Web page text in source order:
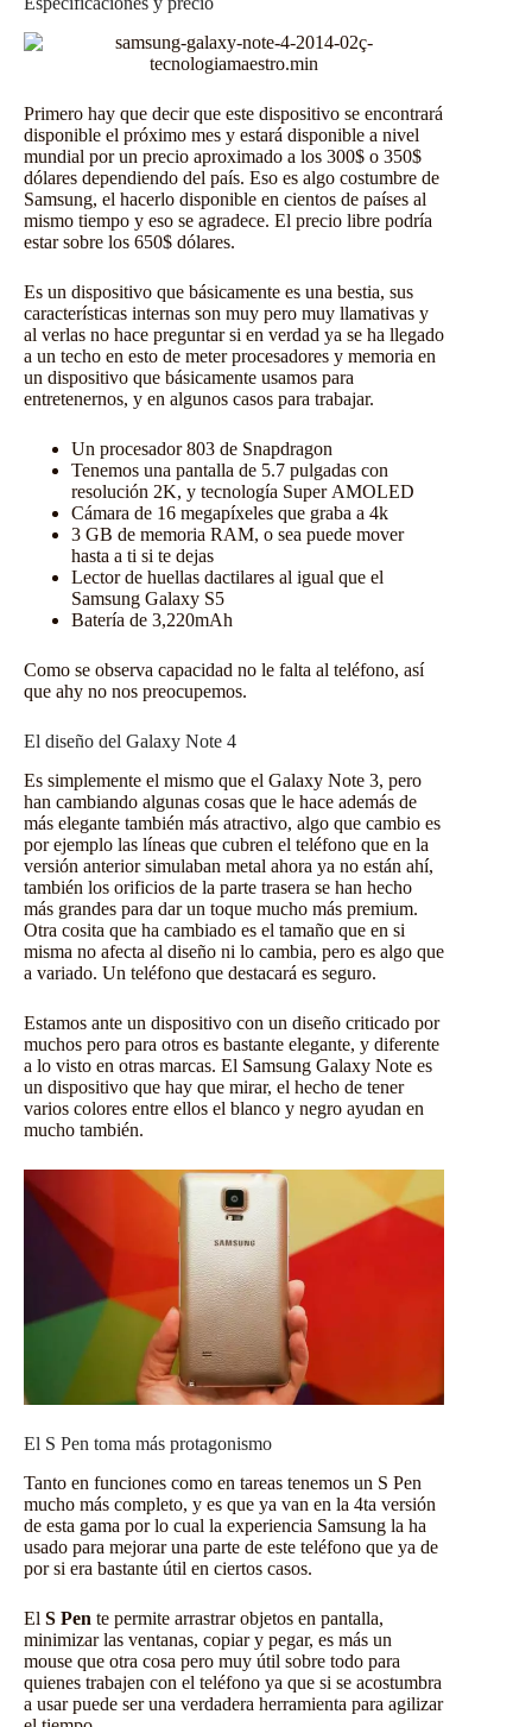
Primero hay que decir que este dispositivo se encontrará
disponible el próximo mes y estará disponible a nivel
mundial por un precio aproximado a los 300$ o 350$
dólares dependiendo del país. Eso es algo costumbre de
Samsung, el hacerlo disponible en cientos de países al
mismo tiempo y eso se agradece. El precio libre podría
estar sobre los 650$ dólares.
Es un dispositivo que básicamente es una bestia, sus
características internas son muy pero muy llamativas y
al verlas no hace preguntar si en verdad ya se ha llegado
a un techo en esto de meter procesadores y memoria en
un dispositivo que básicamente usamos para
entretenernos, y en algunos casos para trabajar.
Un procesador 803 de Snapdragon
Tenemos una pantalla de 5.7 pulgadas con
resolución 2K, y tecnología Super AMOLED
Cámara de 16 megapíxeles que graba a 4k
3 GB de memoria RAM, o sea puede mover
hasta a ti si te dejas
Lector de huellas dactilares al igual que el
Samsung Galaxy S5
Batería de 3,220mAh
Como se observa capacidad no le falta al teléfono, así
que ahy no nos preocupemos.
El diseño del Galaxy Note 4
Es simplemente el mismo que el Galaxy Note 3, pero
han cambiando algunas cosas que le hace además de
más elegante también más atractivo, algo que cambio es
por ejemplo las líneas que cubren el teléfono que en la
versión anterior simulaban metal ahora ya no están ahí,
también los orificios de la parte trasera se han hecho
más grandes para dar un toque mucho más premium.
Otra cosita que ha cambiado es el tamaño que en si
misma no afecta al diseño ni lo cambia, pero es algo que
a variado. Un teléfono que destacará es seguro.
Estamos ante un dispositivo con un diseño criticado por
muchos pero para otros es bastante elegante, y diferente
a lo visto en otras marcas. El Samsung Galaxy Note es
un dispositivo que hay que mirar, el hecho de tener
varios colores entre ellos el blanco y negro ayudan en
mucho también.
El S Pen toma más protagonismo
Tanto en funciones como en tareas tenemos un S Pen
mucho más completo, y es que ya van en la 4ta versión
de esta gama por lo cual la experiencia Samsung la ha
usado para mejorar una parte de este teléfono que ya de
por si era bastante útil en ciertos casos.
El S Pen te permite arrastrar objetos en pantalla,
minimizar las ventanas, copiar y pegar, es más un
mouse que otra cosa pero muy útil sobre todo para
quienes trabajen con el teléfono ya que si se acostumbra
a usar puede ser una verdadera herramienta para agilizar